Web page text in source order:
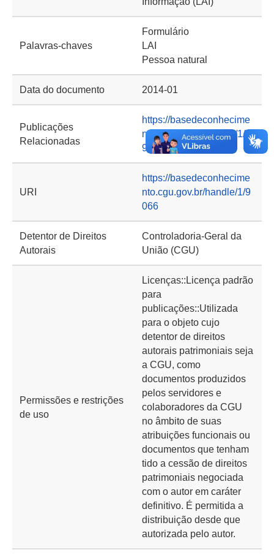
Palavras-chaves
Formulário
LAI
Pessoa natural
Data do documento 2014-01
Publicações
Relacionadas
https://basedeconhecime
nto.cgu.gov.br/handle/1/1
974
URI
https://basedeconhecime
nto.cgu.gov.br/handle/1/9
066
Detentor de Direitos
Autorais
Controladoria-Geral da
União (CGU)
Permissões e restrições
de uso
Licenças::Licença padrão
para
publicações::Utilizada
para o objeto cujo
detentor de direitos
autorais patrimoniais seja
a CGU, como
documentos produzidos
pelos servidores e
colaboradores da CGU
no âmbito de suas
atribuições funcionais ou
documentos que tenham
tido a cessão de direitos
patrimoniais negociada
com o autor em caráter
definitivo. É permitida a
distribuição desde que
autorizada pelo autor.